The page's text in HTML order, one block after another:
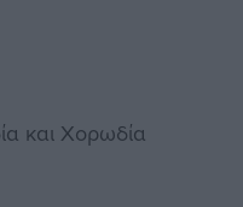
και Χορωδία